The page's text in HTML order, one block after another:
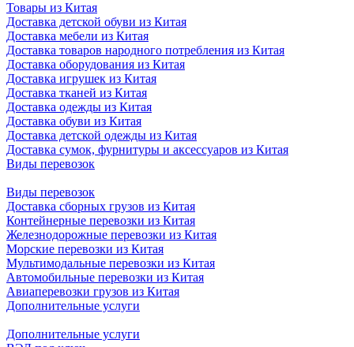
Товары из Китая
Доставка детской обуви из Китая
Доставка мебели из Китая
Доставка товаров народного потребления из Китая
Доставка оборудования из Китая
Доставка игрушек из Китая
Доставка тканей из Китая
Доставка одежды из Китая
Доставка обуви из Китая
Доставка детской одежды из Китая
Доставка сумок, фурнитуры и аксессуаров из Китая
Виды перевозок
Виды перевозок
Доставка сборных грузов из Китая
Контейнерные перевозки из Китая
Железнодорожные перевозки из Китая
Морские перевозки из Китая
Мультимодальные перевозки из Китая
Автомобильные перевозки из Китая
Авиаперевозки грузов из Китая
Дополнительные услуги
Дополнительные услуги